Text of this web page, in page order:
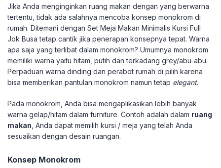
Jika Anda menginginkan ruang makan dengan yang berwarna
tertentu, tidak ada salahnya mencoba konsep monokrom di
rumah. Ditemani dengan Set Meja Makan Minimalis Kursi Full
Jok Busa tetap cantik jika penerapan konsepnya tepat. Warna
apa saja yang terlibat dalam monokrom? Umumnya monokrom
memiliki warna yaitu hitam, putih dan terkadang grey/abu-abu.
Perpaduan warna dinding dan perabot rumah di pilih karena
bisa memberikan pantulan monokrom namun tetap elegant.
Pada monokrom, Anda bisa mengaplikasikan lebih banyak
warna gelap/hitam dalam furniture. Contoh adalah dalam ruang
makan , Anda dapat memilih kursi / meja yang telah Anda
sesuaikan dengan desain ruangan.
Konsep Monokrom